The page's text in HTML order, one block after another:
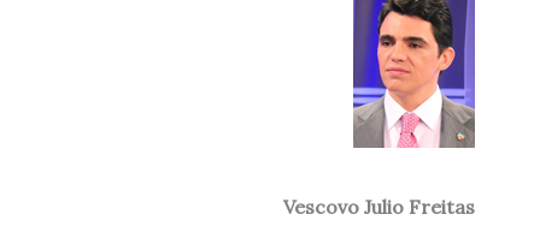
Vescovo Julio Freitas